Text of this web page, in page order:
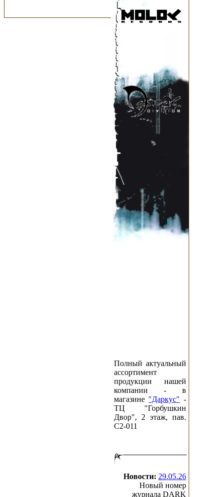
Полный актуальный
ассортимент
продукции нашей
компании - в
магазине "Даркус" -
ТЦ "Горбушкин
Двор", 2 этаж, пав.
C2-011
Новости: 29.05.26
Новый номер
журнала DARK